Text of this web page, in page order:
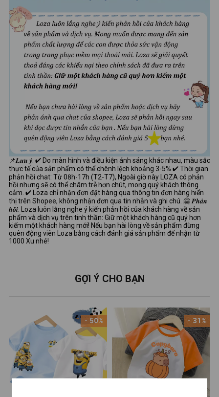
📌𝑳𝒖̛𝒖 𝒚́: ✔ Do màn hình và điều kiện ánh sáng khác nhau, màu sắc
thực tế của sản phẩm có thể chênh lệch khoảng 3-5% ✔ Thời gian
phản hồi chat: Từ 08h-17h (T2-T7), Ngoài giờ này LOZA có phản
hồi nhưng sẽ có thể châm trễ hơn chút, mong quý khách thông
cảm. ✔ Loza chỉ nhận đơn đặt hàng qua thông tin đơn hàng hiển
thị trên Shopee, không nhận đơn qua tin nhắn và ghi chú. 🤗 𝑷𝒉𝒂̉𝒏
𝒉𝒐̂̀𝒊: Loza luôn lắng nghe ý kiến phản hồi của khách hàng về sản
phẩm và dịch vụ trên tinh thần: Giữ một khách hàng cũ quý hơn
kiếm một khách hàng mới! Nếu bạn hài lòng về sản phẩm đừng
quên động viên Loza bằng cách đánh giá sản phẩm để nhận từ
1000 Xu nhé!
GỢI Ý CHO BẠN
- 50% - 31%